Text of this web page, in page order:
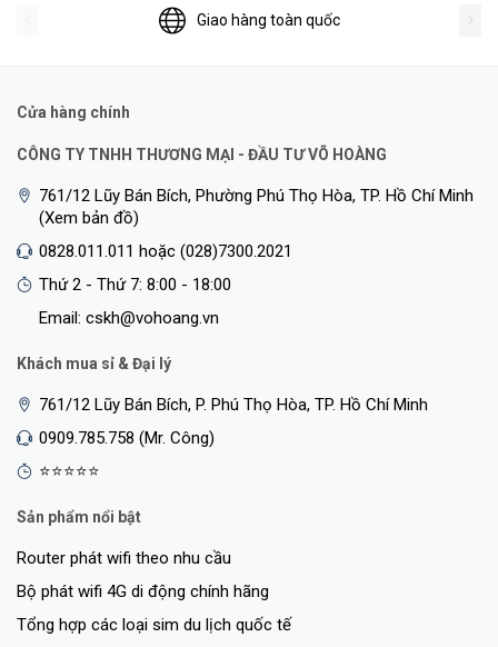
Giao hàng toàn quốc
Cửa hàng chính
CÔNG TY TNHH THƯƠNG MẠI - ĐẦU TƯ VÕ HOÀNG
761/12 Lũy Bán Bích, Phường Phú Thọ Hòa, TP. Hồ Chí Minh
(Xem bản đồ)
0828.011.011 hoặc (028)7300.2021
Thứ 2 - Thứ 7: 8:00 - 18:00
Email: cskh@vohoang.vn
Khách mua sỉ & Đại lý
761/12 Lũy Bán Bích, P. Phú Thọ Hòa, TP. Hồ Chí Minh
0909.785.758 (Mr. Công)
⭐⭐⭐⭐⭐
Sản phẩm nổi bật
Router phát wifi theo nhu cầu
Bộ phát wifi 4G di động chính hãng
Tổng hợp các loại sim du lịch quốc tế